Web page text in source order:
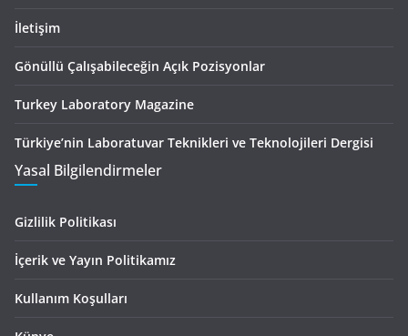
İletişim
Gönüllü Çalışabileceğin Açık Pozisyonlar
Turkey Laboratory Magazine
Türkiye’nin Laboratuvar Teknikleri ve Teknolojileri Dergisi
Yasal Bilgilendirmeler
Gizlilik Politikası
İçerik ve Yayın Politikamız
Kullanım Koşulları